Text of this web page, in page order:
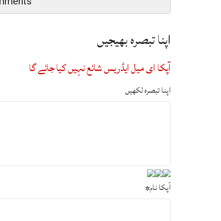
اپنا تبصرہ بھیجیں
آپکا ای میل ایڈریس شائع نہیں کیا جائے گا
اپنا تبصرہ لکھیں
آپکا نام*